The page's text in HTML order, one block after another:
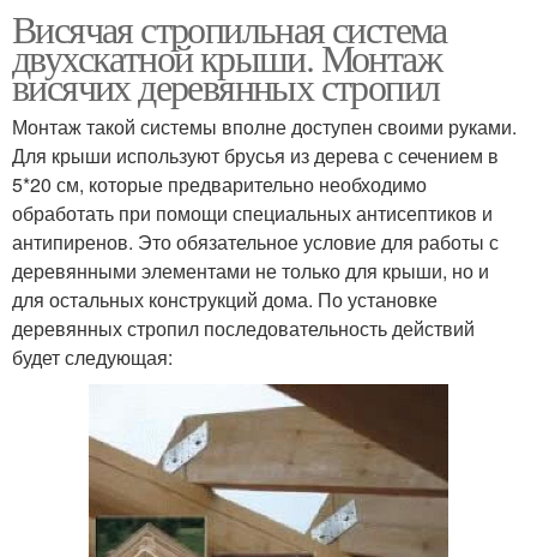
Висячая стропильная система
двухскатной крыши. Монтаж
висячих деревянных стропил
Монтаж такой системы вполне доступен своими руками.
Для крыши используют брусья из дерева с сечением в
5*20 см, которые предварительно необходимо
обработать при помощи специальных антисептиков и
антипиренов. Это обязательное условие для работы с
деревянными элементами не только для крыши, но и
для остальных конструкций дома. По установке
деревянных стропил последовательность действий
будет следующая: